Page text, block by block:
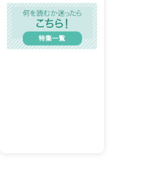
歴史・時代
TL(ティーンズラブ)
レディコミ